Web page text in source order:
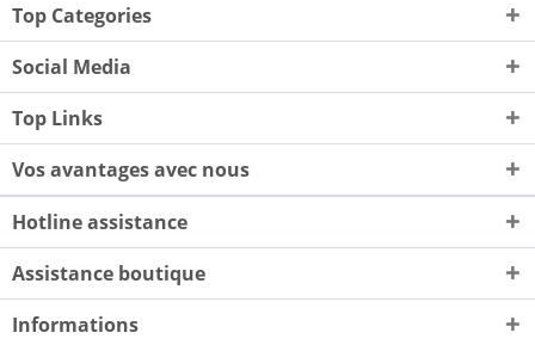
Top Categories
Social Media
Top Links
Vos avantages avec nous
Hotline assistance
Assistance boutique
Informations